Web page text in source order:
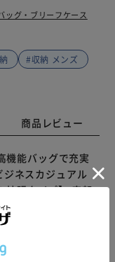
ッグ・ブリーフケース
#収納 メンズ
商品レビュー
機能バッグで充実
ジネスカジュアル
拡張タイプ】 底部
る優れモノ！荷物
入るサイズ感】 大
のPCポケットつ
にも便利な２ル